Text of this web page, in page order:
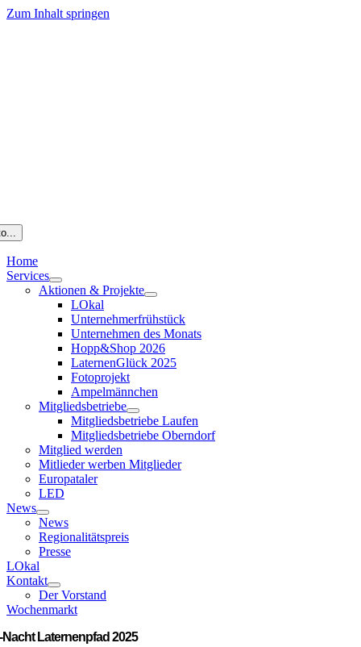
Zum Inhalt springen
Home
Services
Aktionen & Projekte
LOkal
Unternehmerfrühstück
Unternehmen des Monats
Hopp&Shop 2026
LaternenGlück 2025
Fotoprojekt
Ampelmännchen
Mitgliedsbetriebe
Mitgliedsbetriebe Laufen
Mitgliedsbetriebe Oberndorf
Mitglied werden
Mitlieder werben Mitglieder
Europataler
LED
News
News
Regionalitätspreis
Presse
LOkal
Kontakt
Der Vorstand
Wochenmarkt
Nacht Laternenpfad 2025